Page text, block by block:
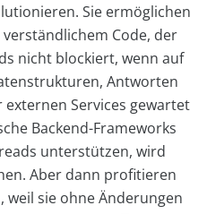
Sie ermöglichen
Code, der
nicht blockiert, wenn auf
Antworten
Services gewartet
Backend-Frameworks
unterstützen, wird
Aber dann profitieren
weil sie ohne Änderungen